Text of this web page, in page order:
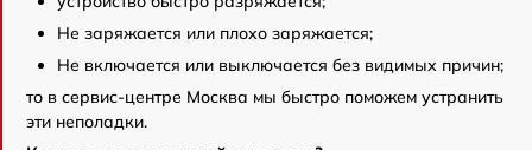
Не заряжается или плохо заряжается;
Не включается или выключается без видимых причин;
то в сервис-центре Москва мы быстро поможем устранить
эти неполадки.